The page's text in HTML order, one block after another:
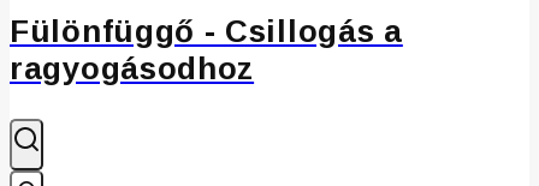
Fülönfüggő - Csillogás a
ragyogásodhoz